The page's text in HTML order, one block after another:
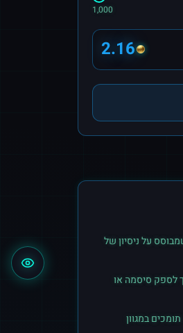
1,000
2.16
על ניסיון של
לספק סיסמה או
במגוון